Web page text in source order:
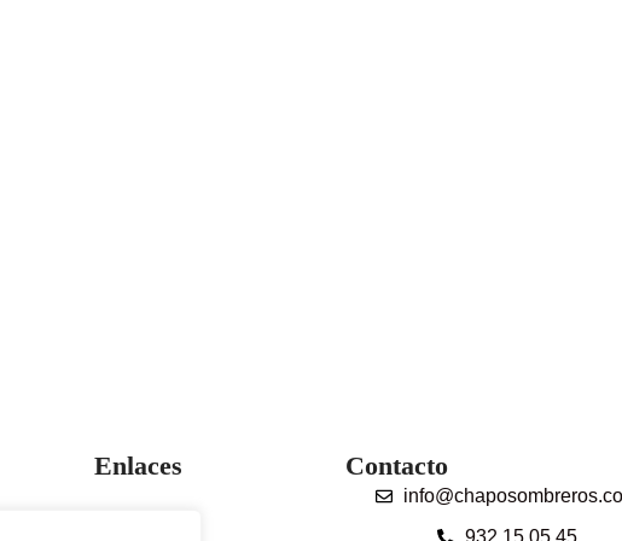
Enlaces Contacto
932 15 05 45